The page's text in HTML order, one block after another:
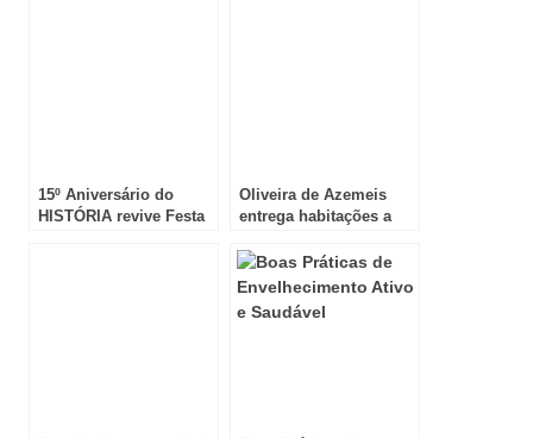
15º Aniversário do
HISTÓRIA revive Festa
Oliveira de Azemeis
entrega habitações a